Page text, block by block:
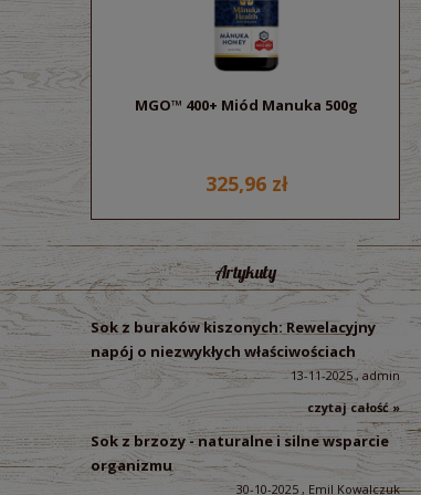
MGO™ 400+ Miód Manuka 500g
325,96 zł
Artykuły
Sok z buraków kiszonych: Rewelacyjny
napój o niezwykłych właściwościach
13-11-2025 , admin
czytaj całość »
Sok z brzozy - naturalne i silne wsparcie
organizmu
30-10-2025 , Emil Kowalczuk